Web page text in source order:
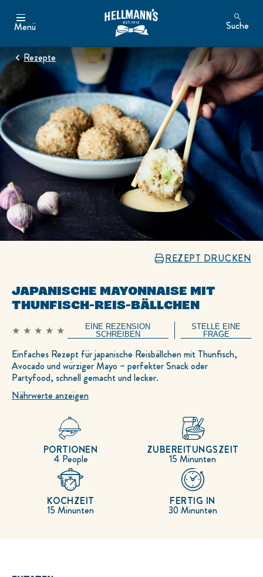
Menü Suche
Rezepte
REZEPT DRUCKEN
JAPANISCHE MAYONNAISE MIT
THUNFISCH-REIS-BÄLLCHEN
Keine
dieses
recipe
abgegeben
EINE REZENSION
SCHREIBEN
STELLE EINE
FRAGE
Einfaches Rezept für japanische Reisbällchen mit Thunfisch,
Avocado und würziger Mayo – perfekter Snack oder
Partyfood, schnell gemacht und lecker.
Nährwerte anzeigen
4 People
PORTIONEN
15 Minunten
ZUBEREITUNGSZEIT
15 Minunten
KOCHZEIT
30 Minunten
FERTIG IN